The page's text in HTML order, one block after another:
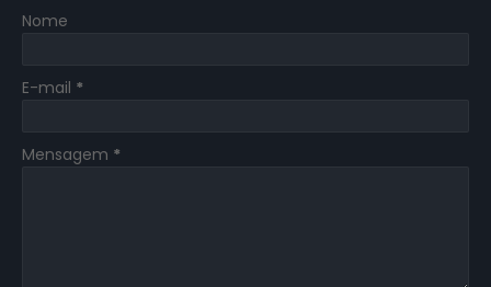
Nome
E-mail *
Mensagem *